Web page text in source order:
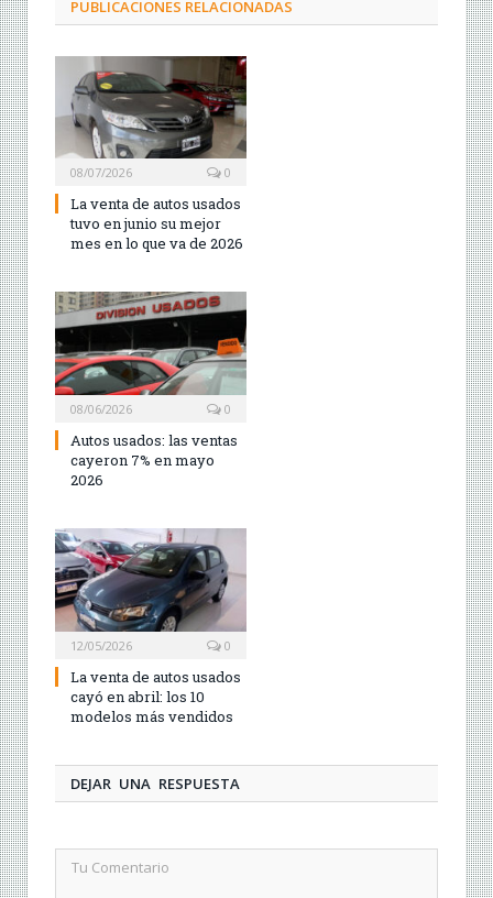
PUBLICACIONES RELACIONADAS
08/07/2026 0
La venta de autos usados
tuvo en junio su mejor
mes en lo que va de 2026
08/06/2026 0
Autos usados: las ventas
cayeron 7% en mayo
2026
12/05/2026 0
La venta de autos usados
cayó en abril: los 10
modelos más vendidos
DEJAR UNA RESPUESTA